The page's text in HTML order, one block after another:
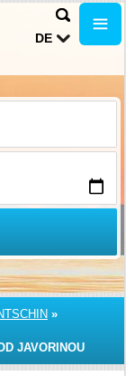
DE
»
JAVORINOU